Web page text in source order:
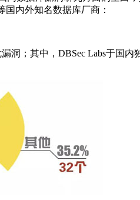
国内外知名数据库厂商：
洞；其中，DBSec Labs于国内